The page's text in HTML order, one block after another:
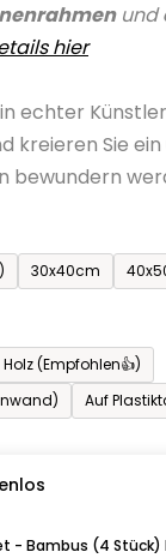
und
hier
echter
kreieren Sie
bewundern
30x40cm
(Empfohlen👍)
Auf
- Bambus (4 Stück)